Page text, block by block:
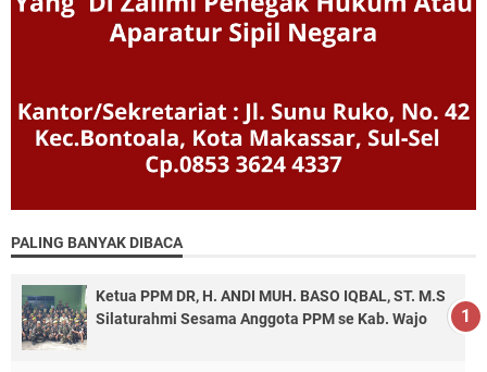
PALING BANYAK DIBACA
Ketua PPM DR, H. ANDI MUH. BASO IQBAL, ST. M.S
Silaturahmi Sesama Anggota PPM se Kab. Wajo